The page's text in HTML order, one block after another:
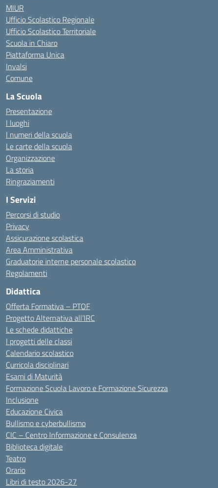
MIUR
Ufficio Scolastico Regionale
Ufficio Scolastico Territoriale
Scuola in Chiaro
Piattaforma Unica
Invalsi
Comune
La Scuola
Presentazione
I luoghi
I numeri della scuola
Le carte della scuola
Organizzazione
La storia
Ringraziamenti
I Servizi
Percorsi di studio
Privacy
Assicurazione scolastica
Area Amministrativa
Graduatorie interne personale scolastico
Regolamenti
Didattica
Offerta Formativa – PTOF
Progetto Alternativa all’IRC
Le schede didattiche
I progetti delle classi
Calendario scolastico
Curricola disciplinari
Esami di Maturità
Formazione Scuola Lavoro e Formazione Sicurezza
Inclusione
Educazione Civica
Bullismo e cyberbullismo
CIC – Centro Informazione e Consulenza
Biblioteca digitale
Teatro
Orario
Libri di testo 2026-27